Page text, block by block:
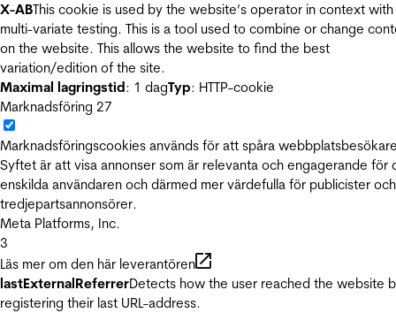
X-ABThis cookie is used by the website’s operator in context with
multi-variate testing. This is a tool used to combine or change
on the website. This allows the website to find the best
variation/edition of the site.
Maximal lagringstid: 1 dagTyp: HTTP-cookie
Marknadsföring 27
Marknadsföringscookies används för att spåra
Syftet är att visa annonser som är relevanta och engagerande för
enskilda användaren och därmed mer värdefulla för publicister och
tredjepartsannonsörer.
Meta Platforms, Inc.
3
Läs mer om den här leverantören
lastExternalReferrerDetects how the user reached the website
registering their last URL-address.